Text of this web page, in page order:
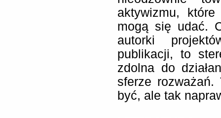
aktywizmu,
mogą się udać.
autorki
publikacji, to
zdolna do
sferze rozważań.
być, ale tak